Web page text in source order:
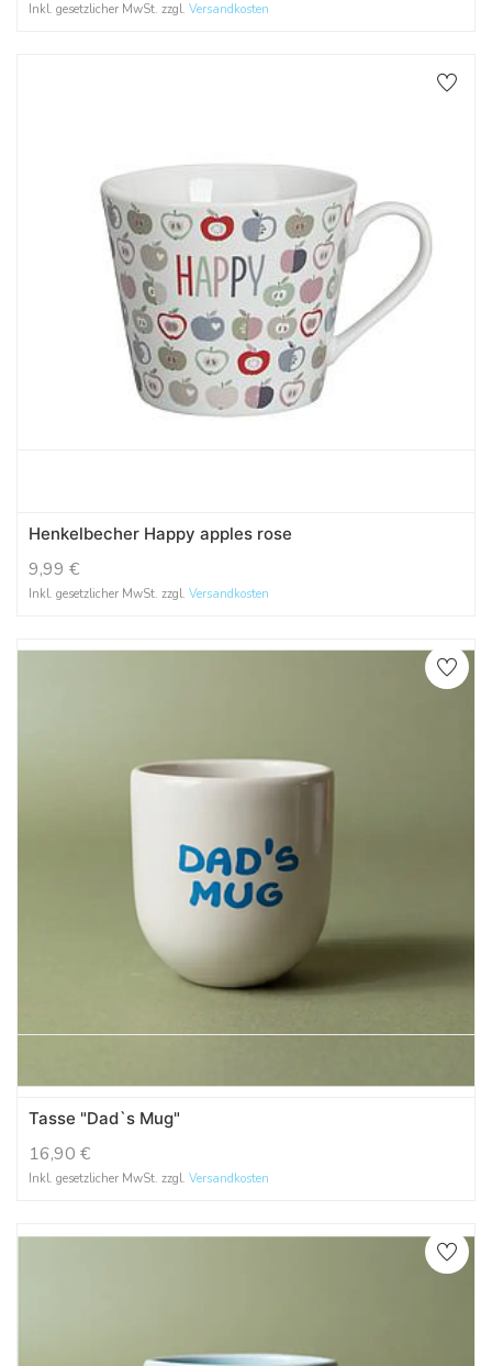
Inkl. gesetzlicher MwSt. zzgl. Versandkosten
Henkelbecher Happy apples rose
9,99 €
Inkl. gesetzlicher MwSt. zzgl. Versandkosten
Tasse "Dad`s Mug"
16,90 €
Inkl. gesetzlicher MwSt. zzgl. Versandkosten